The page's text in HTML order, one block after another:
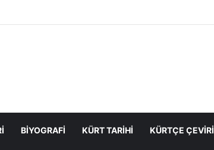
BIYOGRAFI KÜRT TARIHI KÜRTÇE ÇEVIRI